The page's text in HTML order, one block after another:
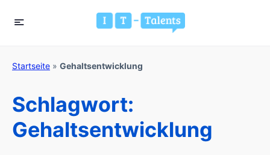
Startseite » Gehaltsentwicklung
Schlagwort:
Gehaltsentwicklung